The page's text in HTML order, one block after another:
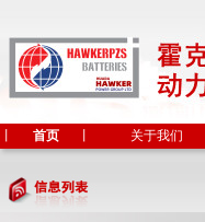
首页 关于我们